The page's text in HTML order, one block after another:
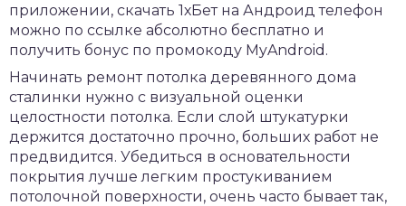
приложении, скачать 1хБет на Андроид телефон
можно по ссылке абсолютно бесплатно и
получить бонус по промокоду MyAndroid.
Начинать ремонт потолка деревянного дома
сталинки нужно с визуальной оценки
целостности потолка. Если слой штукатурки
держится достаточно прочно, больших работ не
предвидится. Убедиться в основательности
покрытия лучше легким простукиванием
потолочной поверхности, очень часто бывает так,